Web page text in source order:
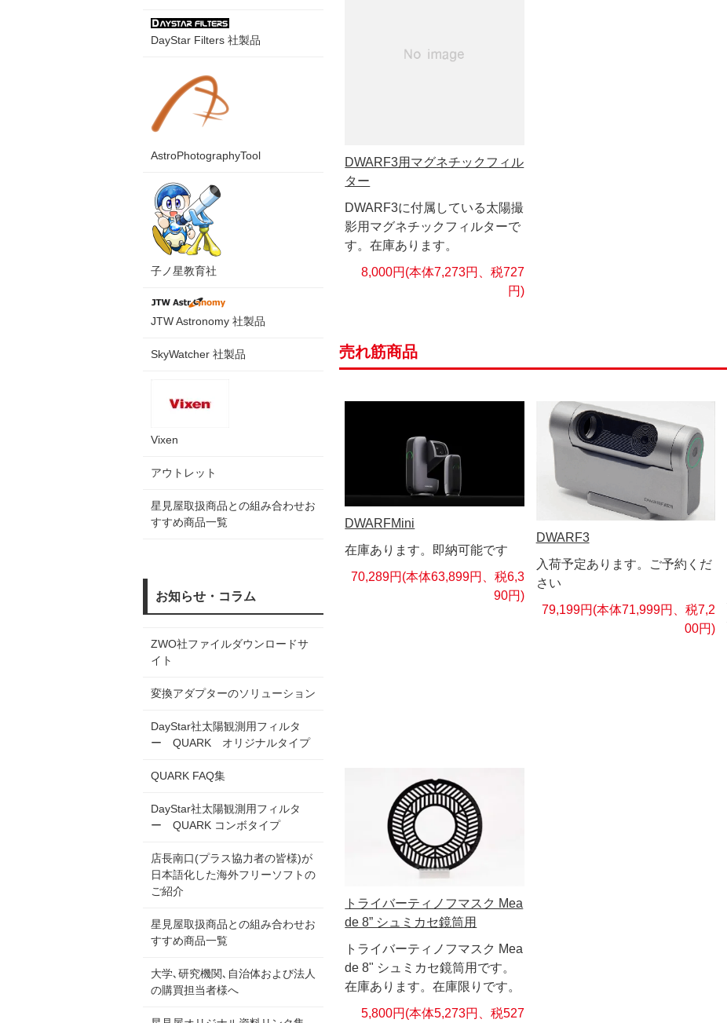
DayStar Filters 社製品
AstroPhotographyTool
子ノ星教育社
JTW Astronomy 社製品
SkyWatcher 社製品
Vixen
アウトレット
星見屋取扱商品との組み合わせお
すすめ商品一覧
お知らせ・コラム
ZWO社ファイルダウンロードサ
イト
変換アダプターのソリューション
DayStar社太陽観測用フィルタ
ー QUARK オリジナルタイプ
QUARK FAQ集
DayStar社太陽観測用フィルタ
ー QUARK コンボタイプ
店長南口(プラス協力者の皆様)が
日本語化した海外フリーソフトの
ご紹介
星見屋取扱商品との組み合わせお
すすめ商品一覧
大学､研究機関､自治体および法人
の購買担当者様へ
DWARF3用マグネチックフィル
ター
DWARF3に付属している太陽撮
影用マグネチックフィルターで
す。在庫あります。
8,000円(本体7,273円、税727
円)
売れ筋商品
DWARFMini
在庫あります。即納可能です
70,289円(本体63,899円、税6,3
90円)
DWARF3
入荷予定あります。ご予約くだ
さい
79,199円(本体71,999円、税7,2
00円)
トライバーティノフマスク Mea
de 8” シュミカセ鏡筒用
トライバーティノフマスク Mea
de 8" シュミカセ鏡筒用です。
在庫あります。在庫限りです。
5,800円(本体5,273円、税527